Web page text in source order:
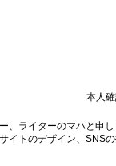
本人
、ライターのマハと申し
イトのデザイン、SNS